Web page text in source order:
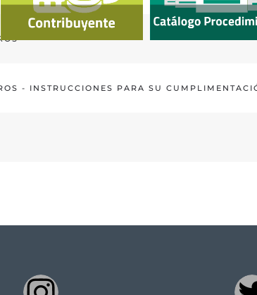
- INSTRUCCIONES PARA SU